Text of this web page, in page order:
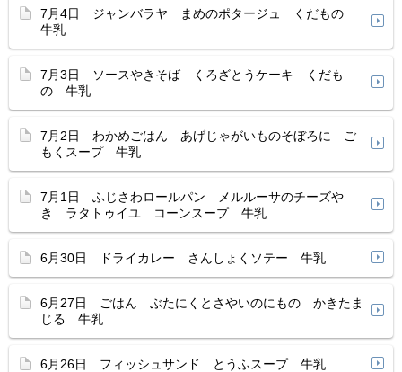
7月4日 ジャンバラヤ まめのポタージュ くだもの
牛乳
7月3日 ソースやきそば くろざとうケーキ くだも
の 牛乳
7月2日 わかめごはん あげじゃがいものそぼろに ご
もくスープ 牛乳
7月1日 ふじさわロールパン メルルーサのチーズや
き ラタトゥイユ コーンスープ 牛乳
6月30日 ドライカレー さんしょくソテー 牛乳
6月27日 ごはん ぶたにくとさやいのにもの かきたま
じる 牛乳
6月26日 フィッシュサンド とうふスープ 牛乳